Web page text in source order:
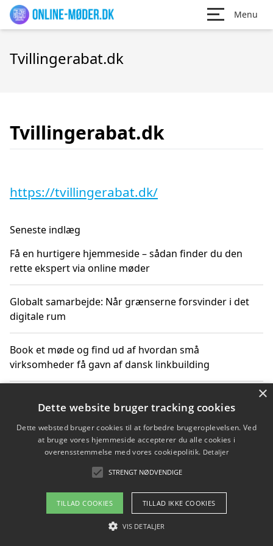
Menu
Tvillingerabat.dk
Tvillingerabat.dk
https://tvillingerabat.dk/
Seneste indlæg
Få en hurtigere hjemmeside – sådan finder du den
rette ekspert via online møder
Globalt samarbejde: Når grænserne forsvinder i det
digitale rum
Book et møde og find ud af hvordan små
virksomheder få gavn af dansk linkbuilding
får du indgår et samarbejde
Hold et møde med en WordPress ekspert og vælg den
mest professionelle til at vedligeholde din løsning
Copyright 2026 - Pilanto Aps
Om / kontakt
×
Dette website bruger tracking cookies
Dette websted bruger cookies til at forbedre brugeroplevelsen. Ved
at bruge vores hjemmeside accepterer du alle cookies i
overensstemmelse med vores cookiepolitik. Detaljer
STRENGT NØDVENDIGE
TILLAD COOKIES TILLAD IKKE COOKIES
VIS DETALJER